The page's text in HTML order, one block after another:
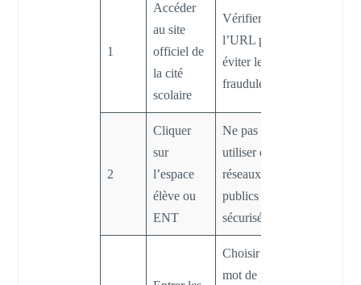
1
Accéder
au site
officiel de
la cité
scolaire
Vérifier
l’URL pour
éviter les sites
frauduleux
2
Cliquer
sur
l’espace
élève ou
ENT
Ne pas
utiliser de
réseaux
publics non
sécurisés
Choisir un
mot de passe